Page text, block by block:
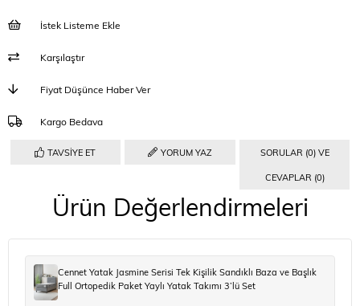
İstek Listeme Ekle
Karşılaştır
Fiyat Düşünce Haber Ver
Kargo Bedava
TAVSIYE ET YORUM YAZ SORULAR (0) VE
CEVAPLAR (0)
Ürün Değerlendirmeleri
Cennet Yatak Jasmine Serisi Tek Kişilik Sandıklı Baza ve Başlık
Full Ortopedik Paket Yaylı Yatak Takımı 3’lü Set